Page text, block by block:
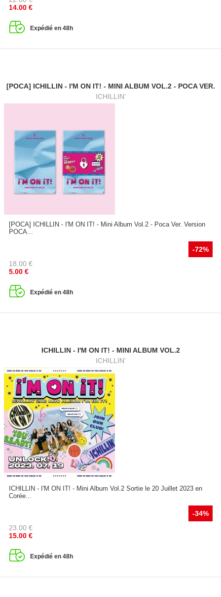
14.00 €
Expédié en 48h
[POCA] ICHILLIN - I'M ON IT! - MINI ALBUM VOL.2 - POCA VER.
ICHILLIN'
[POCA] ICHILLIN - I'M ON IT! - Mini Album Vol.2 - Poca Ver. Version
POCA...
-72%
18.00 €
5.00 €
Expédié en 48h
ICHILLIN - I'M ON IT! - MINI ALBUM VOL.2
ICHILLIN'
ICHILLIN - I'M ON IT! - Mini Album Vol.2 Sortie le 20 Juillet 2023 en
Corée...
-34%
23.00 €
15.00 €
Expédié en 48h